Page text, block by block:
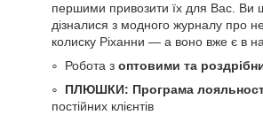
першими привозити їх для Вас. Ви
дізналися з модного журналу про
колиску Ріханни — а воно вже є в
Робота з оптовими та
ПЛЮШКИ: Програма
постійних клієнтів